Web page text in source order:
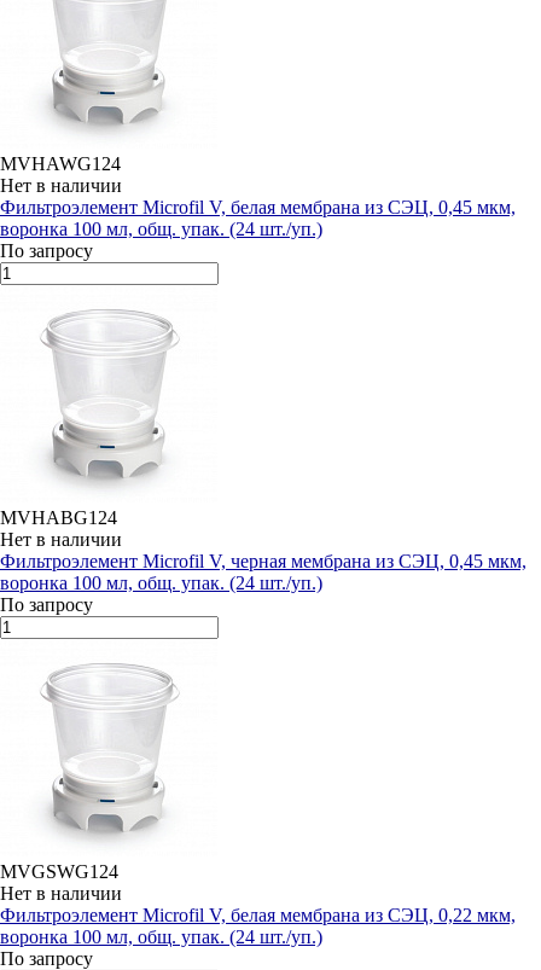
MVHAWG124
Нет в наличии
Фильтроэлемент Microfil V, белая мембрана из СЭЦ, 0,45 мкм,
воронка 100 мл, общ. упак. (24 шт./уп.)
По запросу
MVHABG124
Нет в наличии
Фильтроэлемент Microfil V, черная мембрана из СЭЦ, 0,45 мкм,
воронка 100 мл, общ. упак. (24 шт./уп.)
По запросу
MVGSWG124
Нет в наличии
Фильтроэлемент Microfil V, белая мембрана из СЭЦ, 0,22 мкм,
воронка 100 мл, общ. упак. (24 шт./уп.)
По запросу